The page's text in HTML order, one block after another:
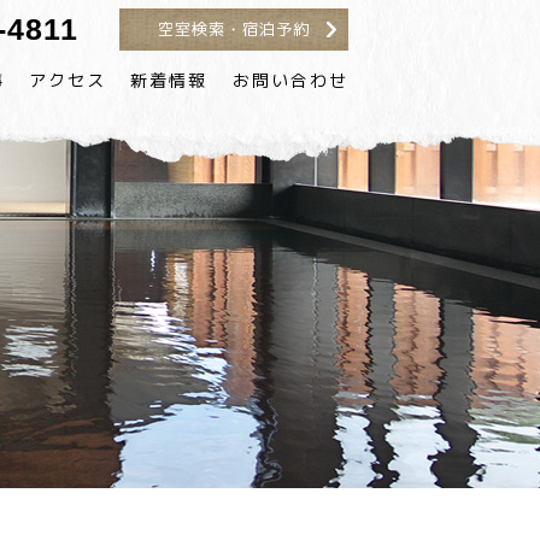
空室検索・宿泊予約
アクセス 新着情報 お問い合わせ